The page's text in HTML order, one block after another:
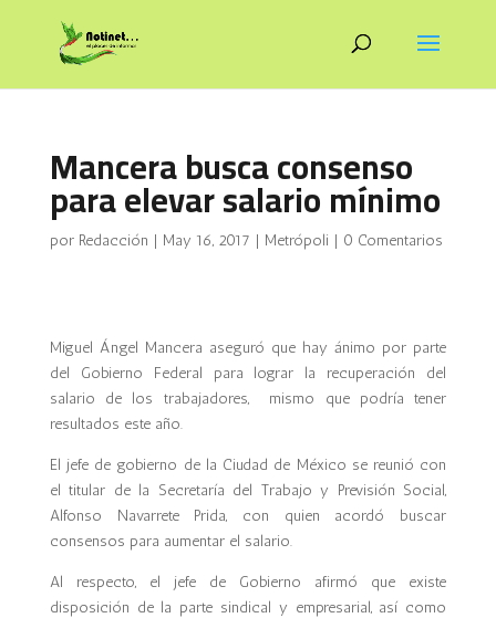
Mancera busca consenso
para elevar salario mínimo
por Redacción | May 16, 2017 | Metrópoli | 0 Comentarios
Miguel Ángel Mancera aseguró que hay ánimo por parte
del Gobierno Federal para lograr la recuperación del
salario de los trabajadores, mismo que podría tener
resultados este año.
El jefe de gobierno de la Ciudad de México se reunió con
el titular de la Secretaría del Trabajo y Previsión Social,
Alfonso Navarrete Prida, con quien acordó buscar
consensos para aumentar el salario.
Al respecto, el jefe de Gobierno afirmó que existe
disposición de la parte sindical y empresarial, así como